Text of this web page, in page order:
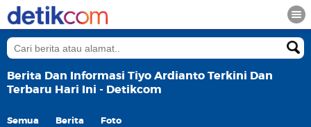
Berita Dan Informasi Tiyo Ardianto Terkini Dan
Terbaru Hari Ini - Detikcom
Semua Berita Foto